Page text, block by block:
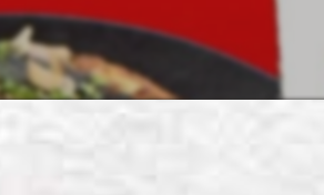
わいず三芳店
わいず東川口店